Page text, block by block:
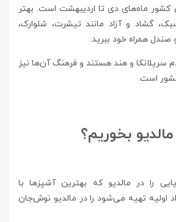
کشور ماه‌های دی تا اردیبهشت است. بهتر
گشاد و آزاد مانند تیشرت‌، شلوارک،
صندل همراه خود ببرید.
سریلانکا و هند هستند و فرهنگ آن‌ها نیز
است.
بخوریم؟
را در مالدیو که بهترین آشپزها با
اولیه تهیه می‌شود را در مالدیو نوش‌جان